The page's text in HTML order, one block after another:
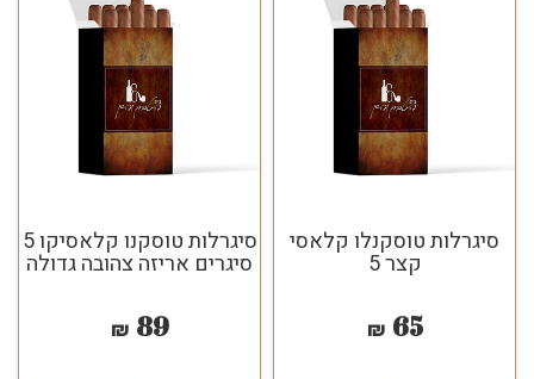
סיגרלות טוסקנלו קלאסי
קצר 5
65
₪
סיגרלות טוסקנו קלאסיקו 5
סיגרים אריזה צהובה גדולה
89
₪